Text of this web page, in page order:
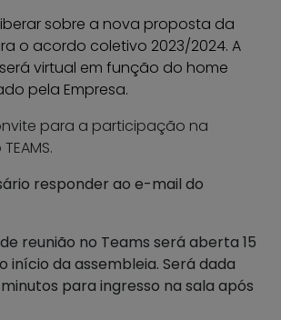
sobre a nova proposta da
o acordo coletivo 2023/2024. A
virtual em função do home
pela Empresa.
para a participação na
responder ao e-mail do
reunião no Teams será aberta 15
início da assembleia. Será dada
para ingresso na sala após